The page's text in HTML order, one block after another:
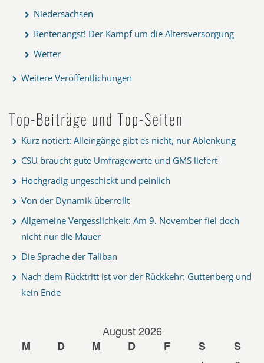
Niedersachsen
Rentenangst! Der Kampf um die Altersversorgung
Wetter
Weitere Veröffentlichungen
Top-Beiträge und Top-Seiten
Kurz notiert: Alleingänge gibt es nicht, nur Ablenkung
CSU braucht gute Umfragewerte und GMS liefert
Hochgradig ungeschickt und peinlich
Von der Dynamik überrollt
Allgemeine Vergesslichkeit: Am 9. November fiel doch
nicht nur die Mauer
Die Sprache der Taliban
Nach dem Rücktritt ist vor der Rückkehr: Guttenberg und
kein Ende
August 2026
M
D M D F S
S